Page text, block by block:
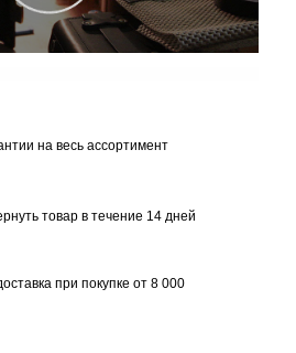
на весь ассортимент
товар в течение 14 дней
при покупке от 8 000